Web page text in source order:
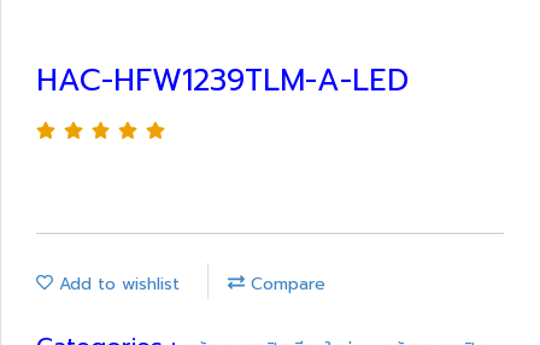
HAC-HFW1239TLM-A-LED
Add to wishlist Compare